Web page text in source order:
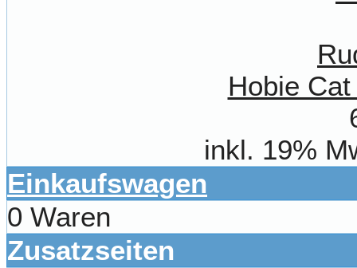
Hobie
inkl. 19%
Einkaufswagen
0 Waren
Zusatzseiten